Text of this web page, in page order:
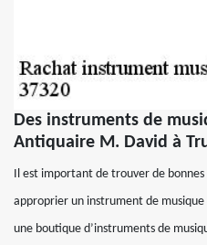
Des instruments de
Antiquaire M. David à
Il est important de trouver de
approprier un instrument de
une boutique d’instruments de